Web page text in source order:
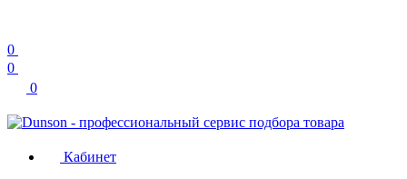
0
0
0
Кабинет